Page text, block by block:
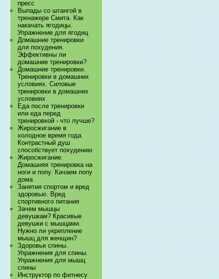
пресс
Выпады со штангой в
тренажере Смита. Как
накачать ягодицы.
Упражнение для ягодиц
Домашние тренировки
для похудения.
Эффективны ли
домашние тренировки?
Домашние тренировки.
Тренировки в домашних
условиях. Силовые
тренировки в домашних
условиях
Еда после тренировки
или еда перед
тренировкой - что лучше?
Жиросжигание в
холодное время года.
Контрастный душ
способствует похудению
Жиросжигание.
Домашняя тренировка на
ноги и попу. Качаем попу
дома
Занятия спортом и вред
здоровью. Вред
спортивного питания
Зачем мышцы
девушкам? Красивые
девушки с мышцами.
Нужно ли укрепление
мышц для женщин?
Здоровье спины.
Упражнения для спины.
Упражнения для мышц
спины
Инструктор по фитнесу